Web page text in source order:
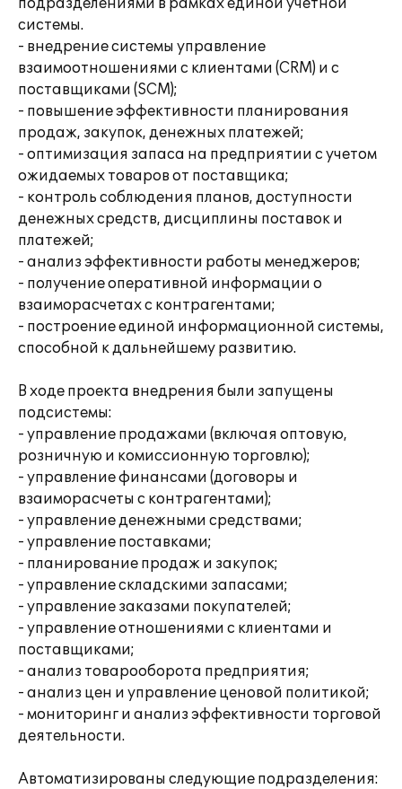
подразделениями в рамках единой учетной
системы.
- внедрение системы управление
взаимоотношениями с клиентами (CRM) и с
поставщиками (SCM);
- повышение эффективности планирования
продаж, закупок, денежных платежей;
- оптимизация запаса на предприятии с учетом
ожидаемых товаров от поставщика;
- контроль соблюдения планов, доступности
денежных средств, дисциплины поставок и
платежей;
- анализ эффективности работы менеджеров;
- получение оперативной информации о
взаиморасчетах с контрагентами;
- построение единой информационной системы,
способной к дальнейшему развитию.
В ходе проекта внедрения были запущены
подсистемы:
- управление продажами (включая оптовую,
розничную и комиссионную торговлю);
- управление финансами (договоры и
взаиморасчеты с контрагентами);
- управление денежными средствами;
- управление поставками;
- планирование продаж и закупок;
- управление складскими запасами;
- управление заказами покупателей;
- управление отношениями с клиентами и
поставщиками;
- анализ товарооборота предприятия;
- анализ цен и управление ценовой политикой;
- мониторинг и анализ эффективности торговой
деятельности.
Автоматизированы следующие подразделения: